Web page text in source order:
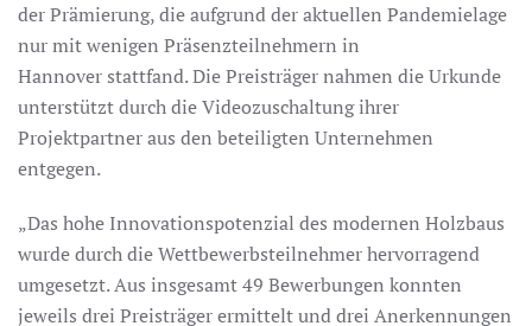
der Prämierung, die aufgrund der aktuellen Pandemielage
nur mit wenigen Präsenzteilnehmern in
Hannover stattfand. Die Preisträger nahmen die Urkunde
unterstützt durch die Videozuschaltung ihrer
Projektpartner aus den beteiligten Unternehmen
entgegen.
„Das hohe Innovationspotenzial des modernen Holzbaus
wurde durch die Wettbewerbsteilnehmer hervorragend
umgesetzt. Aus insgesamt 49 Bewerbungen konnten
jeweils drei Preisträger ermittelt und drei Anerkennungen